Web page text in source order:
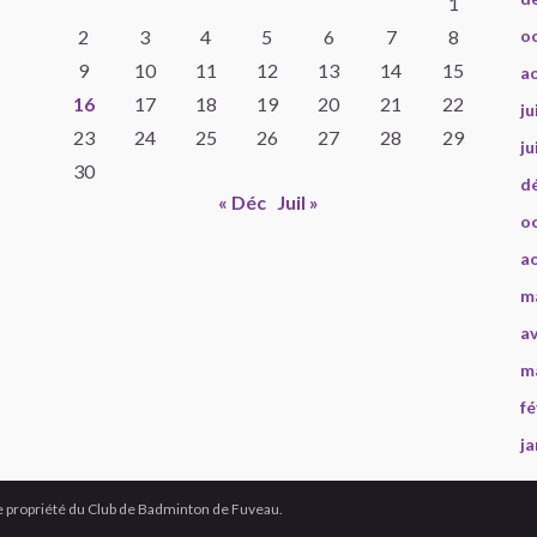
2
3 4 5 6 7
8
9
10 11 12 13 14
15
16
17 18 19 20 21
22
23
24 25 26 27 28
29
30
« Déc
Juil »
du Club de Badminton de Fuveau.